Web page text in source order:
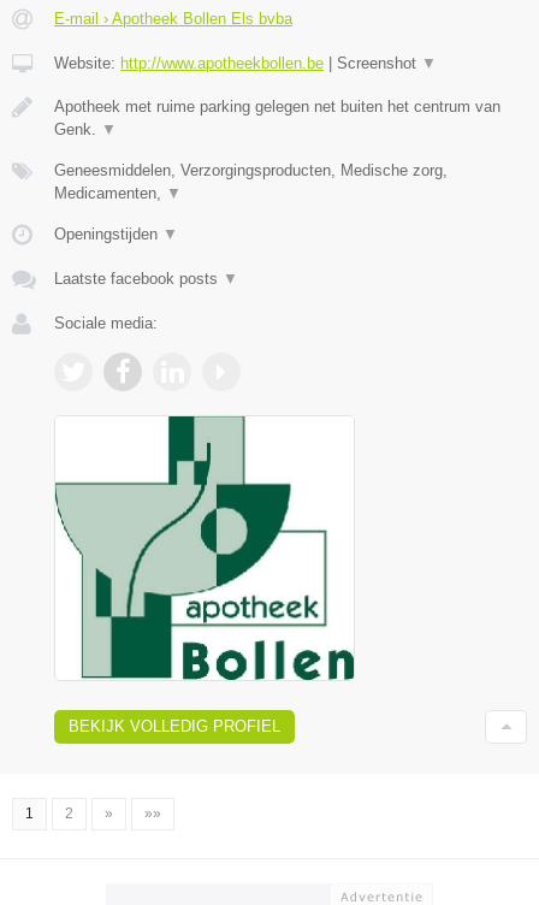
E-mail › Apotheek Bollen Els bvba
Website: http://www.apotheekbollen.be Screenshot ▼
Apotheek met ruime parking gelegen net buiten het centrum van
Genk. ▼
Geneesmiddelen, Verzorgingsproducten, Medische zorg,
Medicamenten, ▼
Openingstijden ▼
Laatste facebook posts ▼
Sociale media:
BEKIJK VOLLEDIG PROFIEL
1 2 » »»